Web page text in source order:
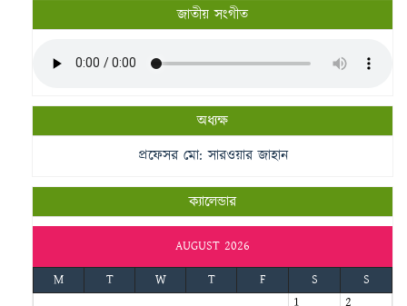
জাতীয় সংগীত
অধ্যক্ষ
প্রফেসর মো: সারওয়ার জাহান
ক্যালেন্ডার
AUGUST 2026
M
T W T F S
S
1
2